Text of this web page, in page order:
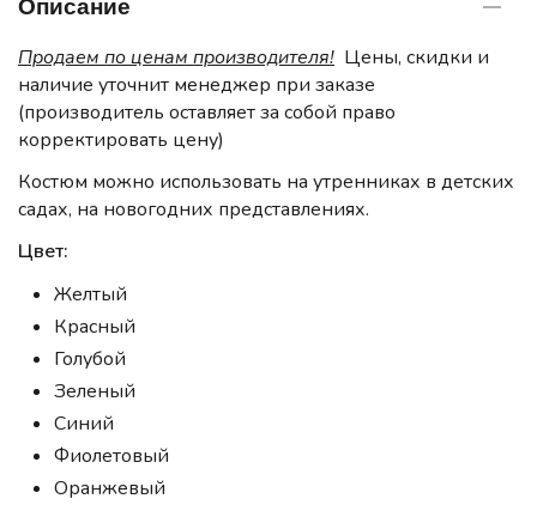
Описание
Продаем по ценам производителя! Цены, скидки и
наличие уточнит менеджер при заказе
(производитель оставляет за собой право
корректировать цену)
Костюм можно использовать на утренниках в детских
садах, на новогодних представлениях.
Цвет:
Желтый
Красный
Голубой
Зеленый
Синий
Фиолетовый
Оранжевый